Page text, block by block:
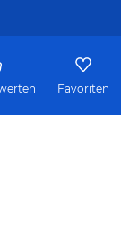
Favoriten